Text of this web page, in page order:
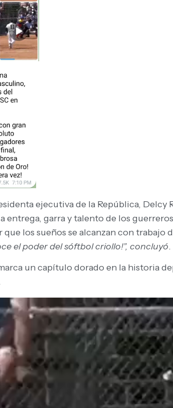
ejecutiva de la República,
entrega, garra y talento de los
los sueños se alcanzan con trabajo
el poder del sóftbol criollo!”, concluyó.
un capítulo dorado en la historia